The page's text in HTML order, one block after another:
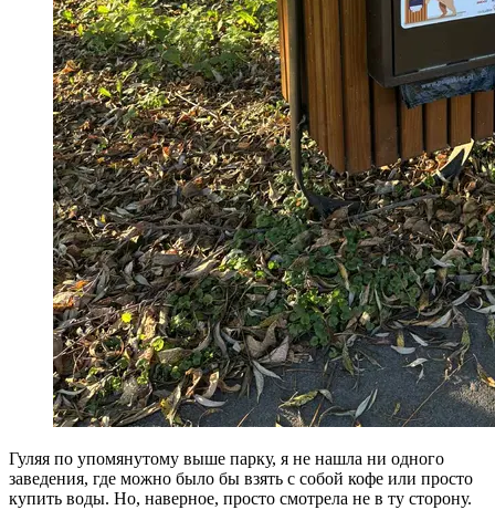
Гуляя по упомянутому выше парку, я не нашла ни одного
заведения, где можно было бы взять с собой кофе или просто
купить воды. Но, наверное, просто смотрела не в ту сторону.